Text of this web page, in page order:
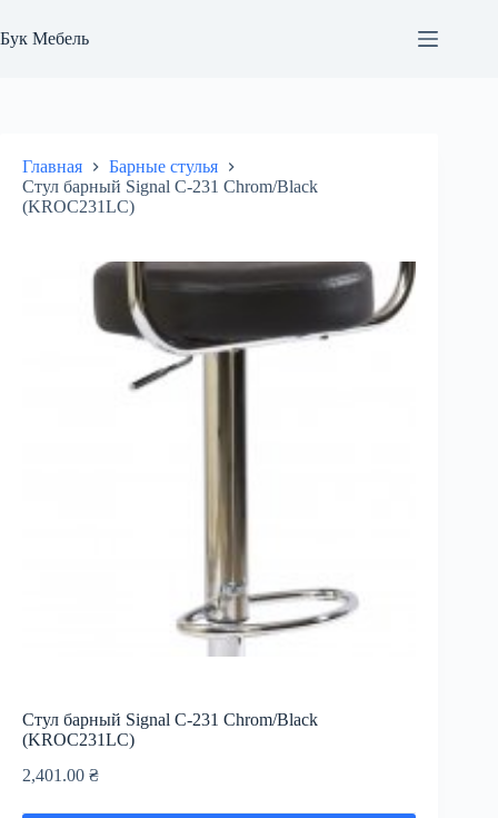
к
сути
Бук Мебель
Главная
Барные стулья
Стул барный Signal C-231 Chrom/Black
(KROC231LC)
Стул барный Signal C-231 Chrom/Black
(KROC231LC)
2,401.00 ₴